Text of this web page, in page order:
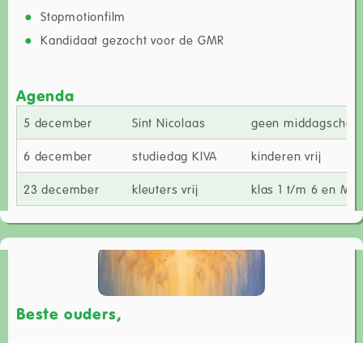
Stopmotionfilm
Kandidaat gezocht voor de GMR
Agenda
5 december Sint Nicolaas geen
6 december studiedag KIVA kinderen vrij
23 december kleuters vrij klas 1 t/m 6 en
Beste ouders,